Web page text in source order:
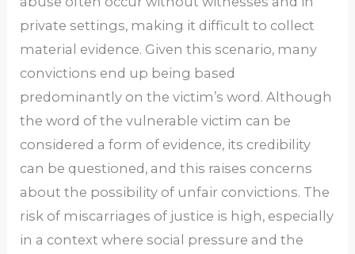
private settings, making it difficult to collect
material evidence. Given this scenario, many
convictions end up being based
predominantly on the victim’s word. Although
the word of the vulnerable victim can be
considered a form of evidence, its credibility
can be questioned, and this raises concerns
about the possibility of unfair convictions. The
risk of miscarriages of justice is high, especially
in a context where social pressure and the